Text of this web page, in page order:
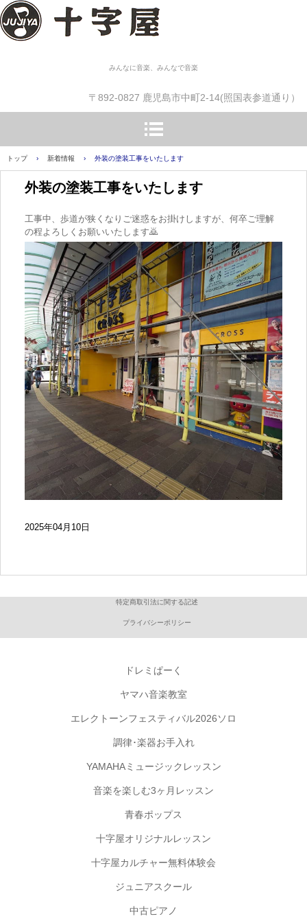
みんなに音楽、みんなで音楽
〒892-0827 鹿児島市中町2-14(照国表参道通り）
トップ › 新着情報 › 外装の塗装工事をいたします
外装の塗装工事をいたします
工事中、歩道が狭くなりご迷惑をお掛けしますが、何卒ご理解
の程よろしくお願いいたします🙇
2025年04月10日
特定商取引法に関する記述
プライバシーポリシー
ドレミぱーく
ヤマハ音楽教室
エレクトーンフェスティバル2026ソロ
調律･楽器お手入れ
YAMAHAミュージックレッスン
音楽を楽しむ3ヶ月レッスン
青春ポップス
十字屋オリジナルレッスン
十字屋カルチャー無料体験会
ジュニアスクール
中古ピアノ